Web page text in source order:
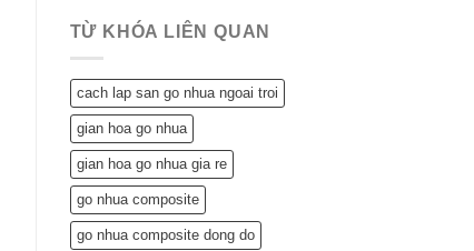
Tuổi
Hưu:
Không
Tiết
Tuổi
Về
TỪ KHÓA LIÊN QUAN
cach lap san go nhua ngoai troi
gian hoa go nhua
gian hoa go nhua gia re
go nhua composite
go nhua composite dong do